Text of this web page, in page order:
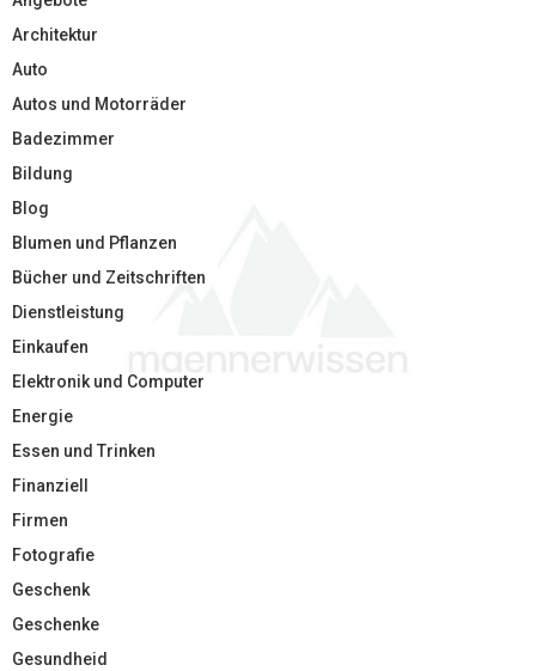
Architektur
Auto
Autos und Motorräder
Badezimmer
Bildung
Blog
Blumen und Pflanzen
Bücher und Zeitschriften
Dienstleistung
Einkaufen
Elektronik und Computer
Energie
Essen und Trinken
Finanziell
Firmen
Fotografie
Geschenk
Geschenke
Gesundheid